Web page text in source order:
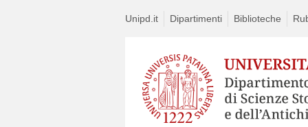
Unipd.it Dipartimenti Biblioteche